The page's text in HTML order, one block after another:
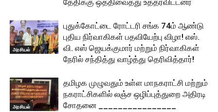
தேதிக்கு ஒத்திவைத்து உத்தரவிட்டனர்
அரசியல்
புதுக்கோட்டை ரோட்டரி சங்க 74ம் ஆண்டு
புதிய நிர்வாகிகள் பதவியேற்பு விழா! எஸ்.
வி. எஸ் ஜெயக்குமார் மற்றும் நிர்வாகிகள்
நேரில் சந்தித்து வாழ்த்து தெரிவித்தார்!
அரசியல்
தமிழக முழுவதும் உள்ள மாநகராட்சி மற்றும்
நகராட்சிகளில் லஞ்ச ஒழிப்புத்துறை அதிரடி
சோதனை ________________